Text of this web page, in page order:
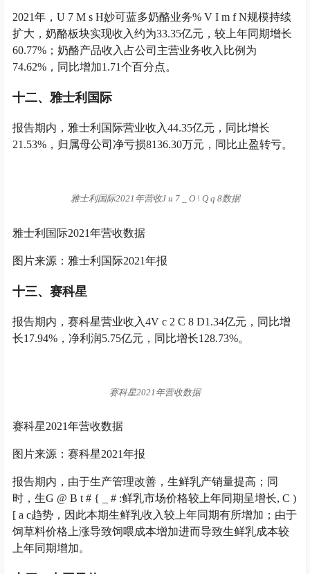
2021年， U 7 M s H妙可蓝多奶酪业务% V I m f N规模持续
扩大，奶酪板块实现收入约为33.35亿元，较上年同期增长
60.77%；奶酪产品收入占公司主营业务收入比例为
74.62%，同比增加1.71个百分点。
十二、雅士利国际
报告期内，雅士利国际营业收入44.35亿元，同比增长
21.53%，归属母公司净亏损8136.30万元，同比止盈转亏。
雅士利国际2021年营收J u 7 _ O \ Q q 8数据
雅士利国际2021年营收数据
图片来源：雅士利国际2021年报
十三、赛科星
报告期内，赛科星营业收入4V c 2 C 8 D1.34亿元，同比增
长17.94%，净利润5.75亿元，同比增长128.73%。
赛科星2021年营收数据
赛科星2021年营收数据
图片来源：赛科星2021年报
报告期内，由于生产管理改善，生鲜乳产销量提高；同
时，生G @ B t # { _ # :鲜乳市场价格较上年同期呈增长, C )
[ a c趋势，因此本期生鲜乳收入较上年同期有所增加；由于
饲草料价格上涨导致饲喂成本增加进而导致生鲜乳成本较
上年同期增加。